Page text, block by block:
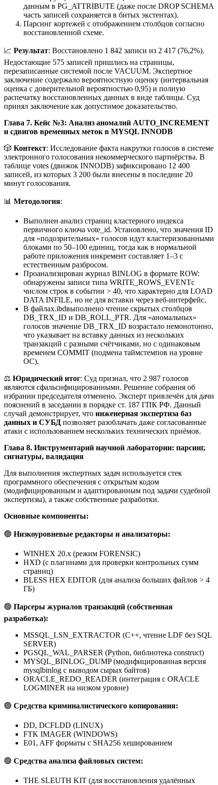
данным в PG_ATTRIBUTE (даже после DROP SCHEMA
часть записей сохраняется в битых экстентах).
Парсинг кортежей с отображением столбцов согласно
восстановленной схеме.
📈 Результат: Восстановлено 1 842 записи из 2 417 (76,2%).
Недостающие 575 записей пришлись на страницы,
перезаписанные системой после VACUUM. Экспертное
заключение содержало вероятностную оценку (интервальная
оценка с доверительной вероятностью 0,95) и полную
распечатку восстановленных данных в виде таблицы. Суд
принял заключение как допустимое доказательство.
Глава 7. Кейс №3: Анализ аномалий AUTO_INCREMENT
и сдвигов временных меток в MYSQL INNODB
🎲 Контекст: Исследование факта накрутки голосов в системе
электронного голосования некоммерческого партнёрства. В
таблице votes (движок INNODB) зафиксировано 12 400
записей, из которых 3 200 были внесены в последние 20
минут голосования.
📊 Методология:
Выполнен анализ страниц кластерного индекса
первичного ключа vote_id. Установлено, что значения ID
для «подозрительных» голосов идут кластеризованными
блоками по 50–100 единиц, тогда как в нормальной
работе приложения инкремент составляет 1–3 с
естественным разбросом.
Проанализирован журнал BINLOG в формате ROW:
обнаружены записи типа WRITE_ROWS_EVENTс
числом строк в событии > 40, что характерно для LOAD
DATA INFILE, но не для вставки через веб-интерфейс.
В файлах.ibdвыполнено чтение скрытых столбцов
DB_TRX_ID и DB_ROLL_PTR. Для «аномальных»
голосов значение DB_TRX_ID возрастало немонотонно,
что указывает на вставку данных из нескольких
транзакций с разными счётчиками, но с одинаковым
временем COMMIT (подмена таймстемпов на уровне
ОС).
⚖️ Юридический итог: Суд признал, что 2 987 голосов
являются сфальсифицированными. Решение собрания об
избрании председателя отменено. Эксперт привлечён для дачи
пояснений в заседании в порядке ст. 187 ГПК РФ. Данный
случай демонстрирует, что инженерная экспертиза баз
данных и СУБД позволяет разоблачать даже согласованные
атаки с использованием нескольких технических приёмов.
Глава 8. Инструментарий научной лаборатории: парсинг,
сигнатуры, валидация
Для выполнения экспертных задач используется стек
программного обеспечения с открытым кодом
(модифицированным и адаптированным под задачи судебной
экспертизы), а также собственные разработки.
Основные компоненты:
🟢 Низкоуровневые редакторы и анализаторы:
WINHEX 20.x (режим FORENSIC)
HXD (с плагинами для проверки контрольных сумм
страниц)
BLESS HEX EDITOR (для анализа больших файлов > 4
ГБ)
🟢 Парсеры журналов транзакций (собственная
разработка):
MSSQL_LSN_EXTRACTOR (C++, чтение LDF без SQL
SERVER)
PGSQL_WAL_PARSER (Python, библиотека construct)
MYSQL_BINLOG_DUMP (модифицированная версия
mysqlbinlog с выводом сырых байтов)
ORACLE_REDO_READER (интеграция с ORACLE
LOGMINER на низком уровне)
🟢 Средства криминалистического копирования:
DD, DCFLDD (LINUX)
FTK IMAGER (WINDOWS)
E01, AFF форматы с SHA256 хешированием
🟢 Средства анализа файловых систем:
THE SLEUTH KIT (для восстановления удалённых